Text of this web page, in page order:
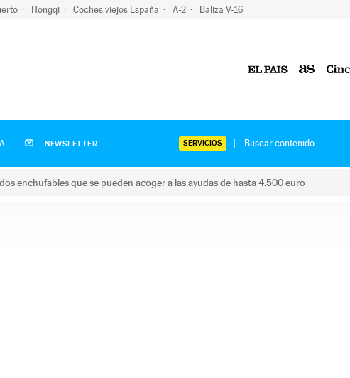
Hongqi Coches viejos España A-2 Baliza V-16
NEWSLETTER SERVICIOS
enchufables que se pueden acoger a las ayudas de hasta 4.500 euro